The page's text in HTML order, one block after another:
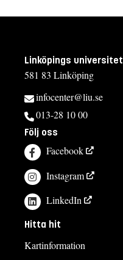
Linköpings universitet
581 83 Linköping
infocenter@liu.se
013-28 10 00
Följ oss
Facebook
Instagram
LinkedIn
Hitta hit
Kartinformation